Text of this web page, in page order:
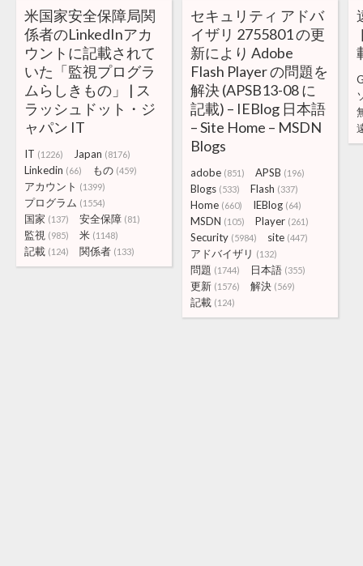
米国家安全保障局関
係者のLinkedInアカ
ウントに記載されて
いた「監視プログラ
ムらしきもの」 | ス
ラッシュドット・ジ
ャパン IT
IT (1226) Japan (8176)
Linkedin (66) もの (459)
アカウント (1399)
プログラム (1554)
国家 (137) 安全保障 (81)
監視 (985) 米 (1148)
記載 (124) 関係者 (133)
セキュリティ アドバ
イザリ 2755801 の更
新により Adobe
Flash Player の問題を
解決 (APSB13-08 に
記載) – IEBlog 日本語
– Site Home – MSDN
Blogs
adobe (851) APSB (196)
Blogs (533) Flash (337)
Home (660) IEBlog (64)
MSDN (105) Player (261)
Security (5984) site (447)
アドバイザリ (132)
問題 (1744) 日本語 (355)
更新 (1576) 解決 (569)
記載 (124)